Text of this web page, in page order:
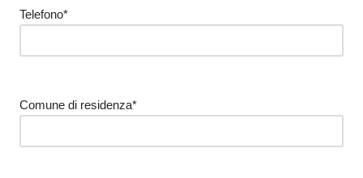
Telefono*
Comune di residenza*